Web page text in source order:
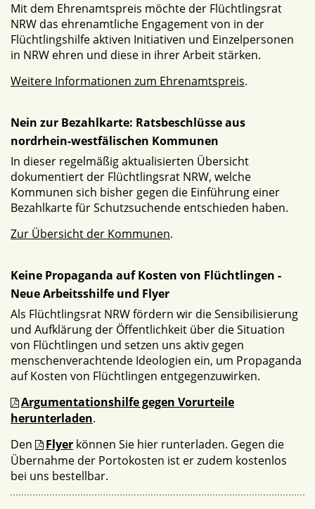
Mit dem Ehrenamtspreis möchte der Flüchtlingsrat
NRW das ehrenamtliche Engagement von in der
Flüchtlingshilfe aktiven Initiativen und Einzelpersonen
in NRW ehren und diese in ihrer Arbeit stärken.
Weitere Informationen zum Ehrenamtspreis.
Nein zur Bezahlkarte: Ratsbeschlüsse aus
nordrhein-westfälischen Kommunen
In dieser regelmäßig aktualisierten Übersicht
dokumentiert der Flüchtlingsrat NRW, welche
Kommunen sich bisher gegen die Einführung einer
Bezahlkarte für Schutzsuchende entschieden haben.
Zur Übersicht der Kommunen.
Keine Propaganda auf Kosten von Flüchtlingen -
Neue Arbeitsshilfe und Flyer
Als Flüchtlingsrat NRW fördern wir die Sensibilisierung
und Aufklärung der Öffentlichkeit über die Situation
von Flüchtlingen und setzen uns aktiv gegen
menschenverachtende Ideologien ein, um Propaganda
auf Kosten von Flüchtlingen entgegenzuwirken.
Argumentationshilfe gegen Vorurteile
herunterladen.
Den
Flyer können Sie hier runterladen. Gegen die
Übernahme der Portokosten ist er zudem kostenlos
bei uns bestellbar.